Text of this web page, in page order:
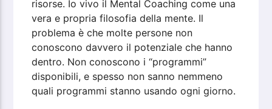
risorse. Io vivo il Mental Coaching come una
vera e propria filosofia della mente. Il
problema è che molte persone non
conoscono davvero il potenziale che hanno
dentro. Non conoscono i “programmi”
disponibili, e spesso non sanno nemmeno
quali programmi stanno usando ogni giorno.